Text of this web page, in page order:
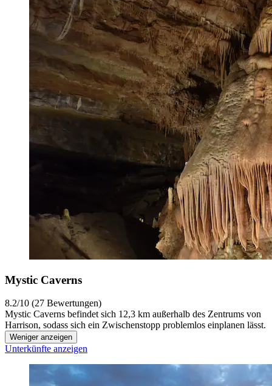
Mystic Caverns
8.2/10 (27 Bewertungen)
Mystic Caverns befindet sich 12,3 km außerhalb des Zentrums von
Harrison, sodass sich ein Zwischenstopp problemlos einplanen lässt.
Weniger anzeigen
Unterkünfte anzeigen